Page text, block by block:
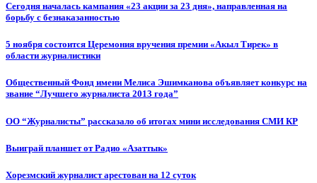
Сегодня началась кампания «23 акции за 23 дня», направленная на
борьбу с безнаказанностью
5 ноября состоится Церемония вручения премии «Акыл Тирек» в
области журналистики
Общественный Фонд имени Мелиса Эшимканова объявляет конкурс на
звание “Лучшего журналиста 2013 года”
ОО “Журналисты” рассказало об итогах мини исследования СМИ КР
Выиграй планшет от Радио «Азаттык»
Хорезмский журналист арестован на 12 суток